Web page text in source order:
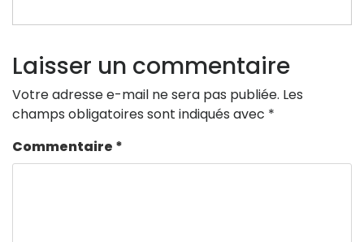
Laisser un commentaire
Votre adresse e-mail ne sera pas publiée. Les
champs obligatoires sont indiqués avec *
Commentaire *